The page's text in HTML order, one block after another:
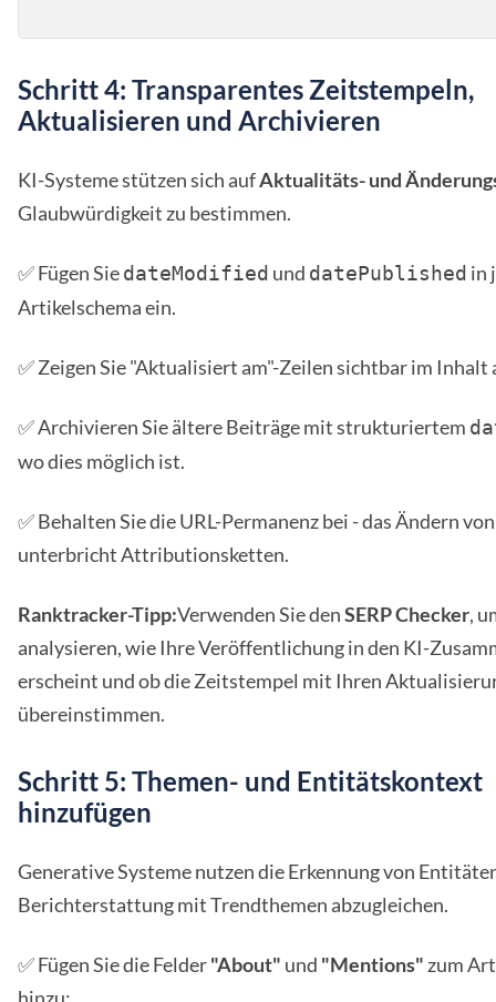
Schritt 4: Transparentes Zeitstempeln,
Aktualisieren und Archivieren
KI-Systeme stützen sich aufAktualitäts- und
Glaubwürdigkeit zu bestimmen.
✅ Fügen SiedateModified und datePublished in
Artikelschema ein.
✅ Zeigen Sie "Aktualisiert am"-Zeilen sichtbar im Inhalt
✅ Archivieren Sie ältere Beiträge mit strukturiertem
wo dies möglich ist.
✅ Behalten Sie die URL-Permanenz bei - das Ändern
unterbricht Attributionsketten.
Ranktracker-Tipp:Verwenden Sie denSERP Checker,
analysieren, wie Ihre Veröffentlichung in den KI-
erscheint und ob die Zeitstempel mit Ihren
übereinstimmen.
Schritt 5: Themen- und Entitätskontext
hinzufügen
Generative Systeme nutzen die Erkennung von
Berichterstattung mit Trendthemen abzugleichen.
✅ Fügen Sie die Felder"About" und "Mentions" zum